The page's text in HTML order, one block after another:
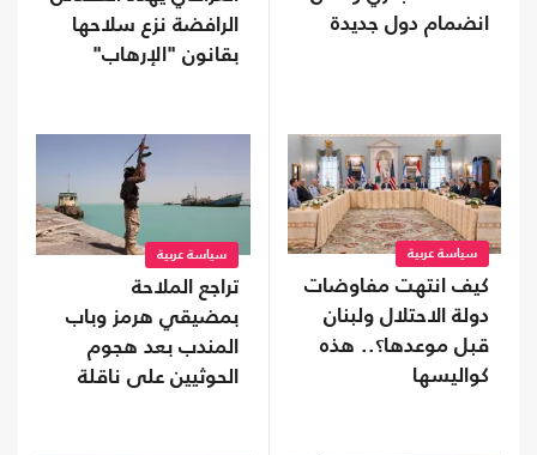
انضمام دول جديدة
الرافضة نزع سلاحها
بقانون "الإرهاب"
سياسة عربية
كيف انتهت مفاوضات
دولة الاحتلال ولبنان
قبل موعدها؟.. هذه
كواليسها
سياسة عربية
تراجع الملاحة
بمضيقي هرمز وباب
المندب بعد هجوم
الحوثيين على ناقلة